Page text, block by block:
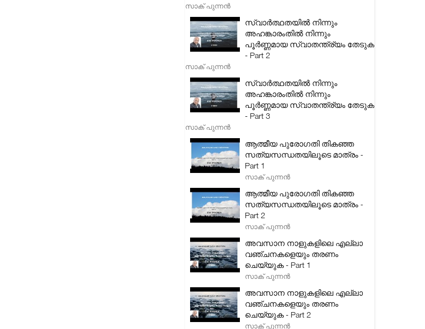
സാക് പുന്നൻ
സ്വാർത്ഥതയിൽ നിന്നും
അഹങ്കാരംതിൽ നിന്നും
പൂർണ്ണമായ സ്വാതന്ത്ര്യം തേടുക
- Part 2
സാക് പുന്നൻ
സ്വാർത്ഥതയിൽ നിന്നും
അഹങ്കാരംതിൽ നിന്നും
പൂർണ്ണമായ സ്വാതന്ത്ര്യം തേടുക
- Part 3
സാക് പുന്നൻ
ആത്മീയ പുരോഗതി തികഞ്ഞ
സത്യസന്ധതയിലൂടെ മാത്രം -
Part 1
സാക് പുന്നൻ
ആത്മീയ പുരോഗതി തികഞ്ഞ
സത്യസന്ധതയിലൂടെ മാത്രം -
Part 2
സാക് പുന്നൻ
അവസാന നാളുകളിലെ എല്ലാ
വഞ്ചനകളെയും തരണം
ചെയ്യുക - Part 1
സാക് പുന്നൻ
അവസാന നാളുകളിലെ എല്ലാ
വഞ്ചനകളെയും തരണം
ചെയ്യുക - Part 2
സാക് പുന്നൻ